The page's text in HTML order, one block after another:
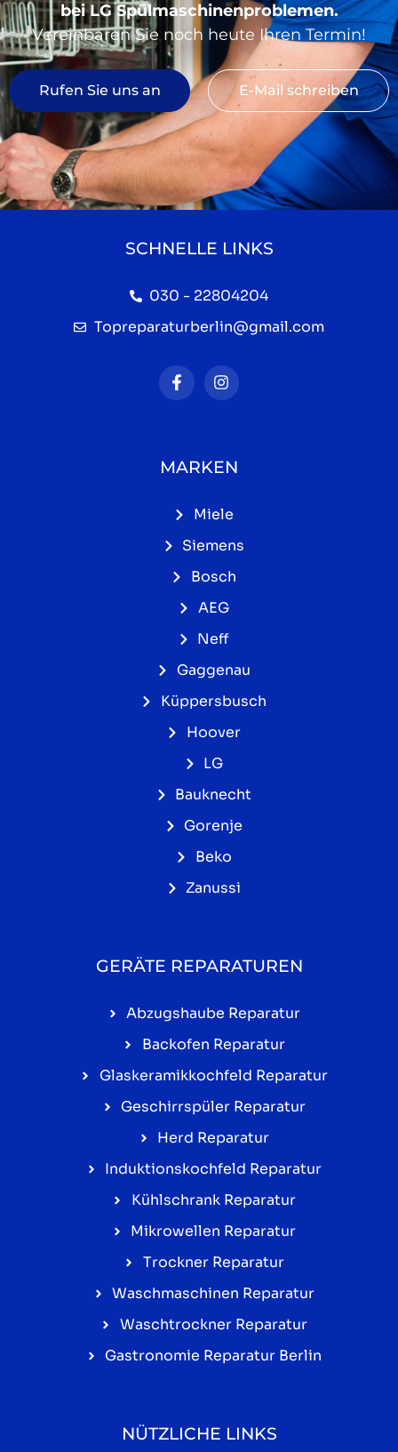
bei LG Spülmaschinenproblemen.
Vereinbaren Sie noch heute Ihren Termin!
Rufen Sie uns an E-Mail schreiben
SCHNELLE LINKS
030 - 22804204
Topreparaturberlin@gmail.com
MARKEN
Miele
Siemens
Bosch
AEG
Neff
Gaggenau
Küppersbusch
Hoover
LG
Bauknecht
Gorenje
Beko
Zanussi
GERÄTE REPARATUREN
Abzugshaube Reparatur
Backofen Reparatur
Glaskeramikkochfeld Reparatur
Geschirrspüler Reparatur
Herd Reparatur
Induktionskochfeld Reparatur
Kühlschrank Reparatur
Mikrowellen Reparatur
Trockner Reparatur
Waschmaschinen Reparatur
Waschtrockner Reparatur
Gastronomie Reparatur Berlin
NÜTZLICHE LINKS